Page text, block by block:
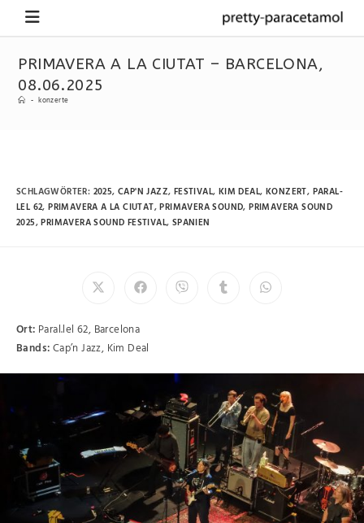
PRIMAVERA A LA CIUTAT – BARCELONA,
08.06.2025
- konzerte
SCHLAGWÖRTER: 2025, CAP'N JAZZ, FESTIVAL, KIM DEAL, KONZERT, PARAL-
LEL 62, PRIMAVERA A LA CIUTAT,PRIMAVERA SOUND, PRIMAVERA SOUND
2025,PRIMAVERA SOUND FESTIVAL, SPANIEN
Ort: Paral.lel 62, Barcelona
Bands:Cap’n Jazz, Kim Deal